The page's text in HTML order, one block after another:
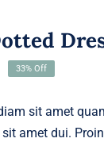
33% Off
sit amet
amet dui.